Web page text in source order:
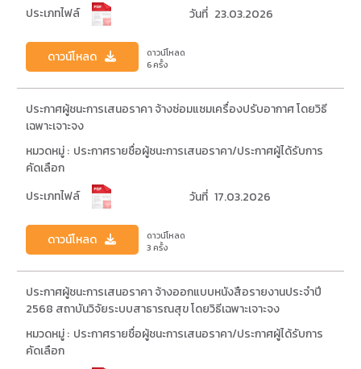
ประเภทไฟล์
วันที่ 23.03.2026
ดาวน์โหลด
ดาวน์โหลด
6 ครั้ง
ประกาศผู้ชนะการเสนอราคา จ้างซ่อมแซมเครื่องปรับอากาศ โดยวิธี
เฉพาะเจาะจง
หมวดหมู่ : ประกาศรายชื่อผู้ชนะการเสนอราคา/ประกาศผู้ได้รับการ
คัดเลือก
ประเภทไฟล์
วันที่ 17.03.2026
ดาวน์โหลด
ดาวน์โหลด
3 ครั้ง
ประกาศผู้ชนะการเสนอราคา จ้างออกแบบหนังสือรายงานประจำปี
2568 สถาบันวิจัยระบบสาธารณสุข โดยวิธีเฉพาะเจาะจง
หมวดหมู่ : ประกาศรายชื่อผู้ชนะการเสนอราคา/ประกาศผู้ได้รับการ
คัดเลือก